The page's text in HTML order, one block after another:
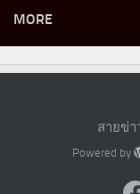
MORE
สายข่า
Powered by